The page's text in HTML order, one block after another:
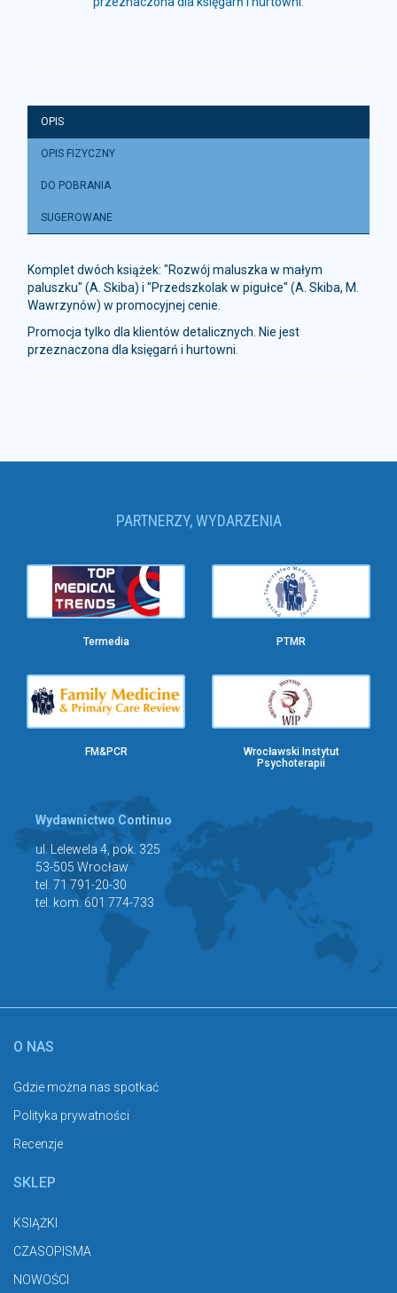
OPIS
OPIS FIZYCZNY
DO POBRANIA
SUGEROWANE
Komplet dwóch książek: "Rozwój maluszka w małym
paluszku" (A. Skiba) i "Przedszkolak w pigułce" (A. Skiba, M.
Wawrzynów) w promocyjnej cenie.
Promocja tylko dla klientów detalicznych. Nie jest
przeznaczona dla księgarń i hurtowni.
PARTNERZY, WYDARZENIA
Termedia PTMR
FM&PCR
Wrocławski Instytut
Psychoterapii
Wydawnictwo Continuo
ul. Lelewela 4, pok. 325
53-505 Wrocław
tel. 71 791-20-30
tel. kom. 601 774-733
O NAS
Gdzie można nas spotkać
Polityka prywatności
Recenzje
SKLEP
KSIĄŻKI
CZASOPISMA
NOWOŚCI